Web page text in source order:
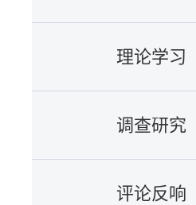
理论学习
调查研究
评论反响